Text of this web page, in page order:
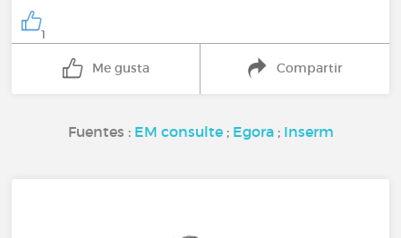
1
Me gusta Compartir
Fuentes : EM consulte; Egora; Inserm